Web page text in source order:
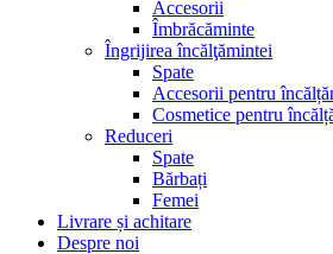
Accesorii
Îmbrăcăminte
Îngrijirea încălţămintei
Spate
Accesorii pentru
Cosmetice pentru
Reduceri
Spate
Bărbați
Femei
Livrare și achitare
Despre noi